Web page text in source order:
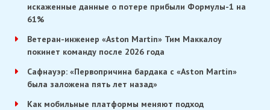
искаженные данные о потере прибыли Формулы-1 на
61%
Ветеран-инженер «Aston Martin» Тим Маккалоу
покинет команду после 2026 года
Сафнауэр: «Первопричина бардака с «Aston Martin»
была заложена пять лет назад»
Как мобильные платформы меняют подход